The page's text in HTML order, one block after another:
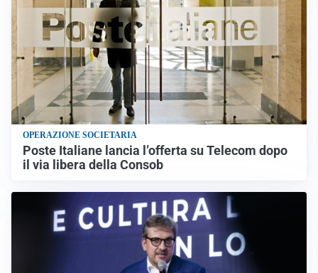
OPERAZIONE SOCIETARIA
Poste Italiane lancia l’offerta su Telecom dopo
il via libera della Consob